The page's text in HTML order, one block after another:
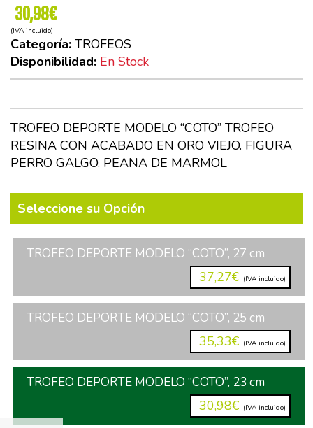
30,98€
(IVA incluido)
Categoría: TROFEOS
Disponibilidad: En Stock
TROFEO DEPORTE MODELO “COTO” TROFEO
RESINA CON ACABADO EN ORO VIEJO. FIGURA
PERRO GALGO. PEANA DE MARMOL
Seleccione su Opción
TROFEO DEPORTE MODELO “COTO”, 27 cm
37,27€ (IVA incluido)
TROFEO DEPORTE MODELO “COTO”, 25 cm
35,33€ (IVA incluido)
TROFEO DEPORTE MODELO “COTO”, 23 cm
30,98€ (IVA incluido)